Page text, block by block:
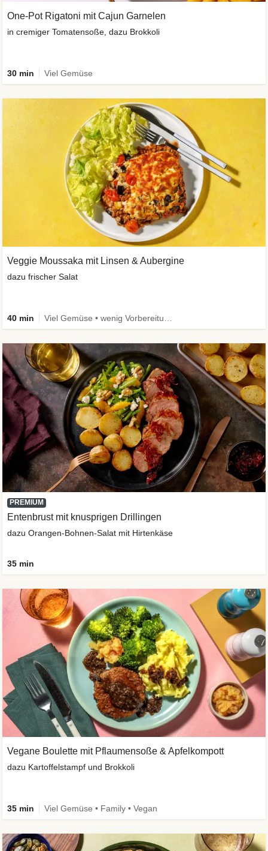
One-Pot Rigatoni mit Cajun Garnelen
in cremiger Tomatensoße, dazu Brokkoli
30 min Viel Gemüse
Veggie Moussaka mit Linsen & Aubergine
dazu frischer Salat
40 min
PREMIUM
Entenbrust mit knusprigen Drillingen
dazu Orangen-Bohnen-Salat mit Hirtenkäse
35 min
Vegane Boulette mit Pflaumensoße & Apfelkompott
dazu Kartoffelstampf und Brokkoli
35 min Viel Gemüse • Family • Vegan